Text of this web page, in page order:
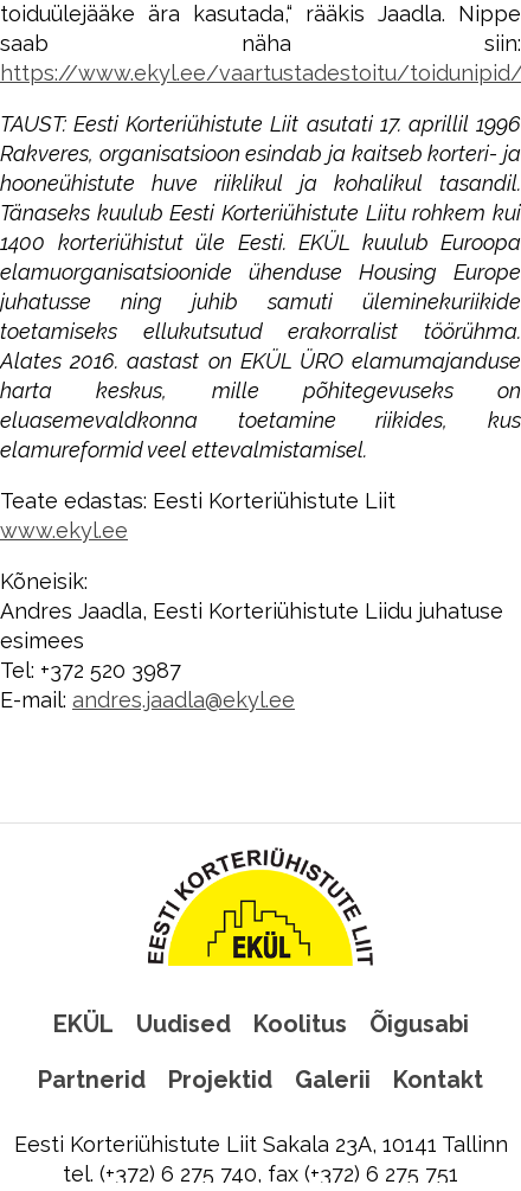
toiduülejääke ära kasutada,“ rääkis Jaadla. Nippe
saab näha siin:
https://www.ekyl.ee/vaartustadestoitu/toidunipid/
TAUST: Eesti Korteriühistute Liit asutati 17. aprillil 1996
Rakveres, organisatsioon esindab ja kaitseb korteri- ja
hooneühistute huve riiklikul ja kohalikul tasandil.
Tänaseks kuulub Eesti Korteriühistute Liitu rohkem kui
1400 korteriühistut üle Eesti. EKÜL kuulub Euroopa
elamuorganisatsioonide ühenduse Housing Europe
juhatusse ning juhib samuti üleminekuriikide
toetamiseks ellukutsutud erakorralist töörühma.
Alates 2016. aastast on EKÜL ÜRO elamumajanduse
harta keskus, mille põhitegevuseks on
eluasemevaldkonna toetamine riikides, kus
elamureformid veel ettevalmistamisel.
Teate edastas: Eesti Korteriühistute Liit
www.ekyl.ee
Kõneisik:
Andres Jaadla, Eesti Korteriühistute Liidu juhatuse
esimees
Tel: +372 520 3987
E-mail: andres.jaadla@ekyl.ee
EKÜL Uudised Koolitus
Õigusabi
Partnerid
Projektid Galerii Kontakt
Eesti Korteriühistute Liit Sakala 23A, 10141 Tallinn
tel. (+372) 6 275 740, fax (+372) 6 275 751